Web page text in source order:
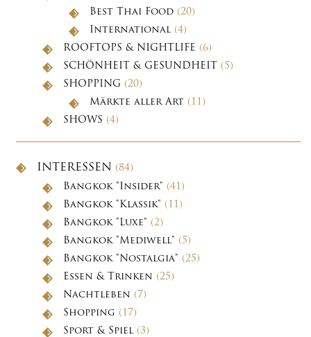
Best Thai Food (20)
International (4)
ROOFTOPS & NIGHTLIFE (6)
SCHÖNHEIT & GESUNDHEIT (5)
SHOPPING (20)
Märkte aller Art (11)
SHOWS (4)
INTERESSEN (84)
Bangkok "Insider" (41)
Bangkok "Klassik" (11)
Bangkok "Luxe" (2)
Bangkok "Mediwell" (5)
Bangkok "Nostalgia" (25)
Essen & Trinken (25)
Nachtleben (7)
Shopping (17)
Sport & Spiel (3)